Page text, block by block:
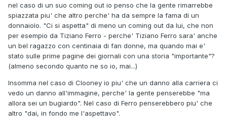
nel caso di un suo coming out io penso che la gente rimarrebbe
spiazzata piu' che altro perche' ha da sempre la fama di un
donnaiolo. "Ci si aspetta" di meno un coming out da lui, che non
per esempio da Tiziano Ferro - perche' Tiziano Ferro sara' anche
un bel ragazzo con centinaia di fan donne, ma quando mai e'
stato sulle prime pagine dei giornali con una storia "importante"?
(almeno secondo quanto ne so io, mai...)
Insomma nel caso di Clooney io piu' che un danno alla carriera ci
vedo un danno all'immagine, perche' la gente penserebbe "ma
allora sei un bugiardo". Nel caso di Ferro penserebbero piu' che
altro "dai, in fondo me l'aspettavo".